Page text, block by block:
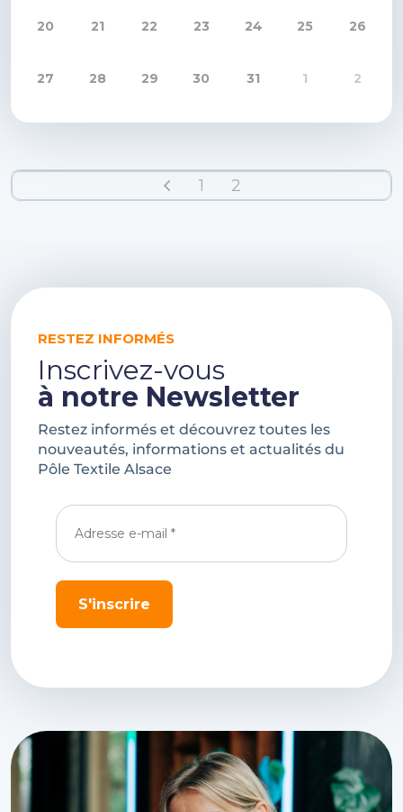
20 21 22 23 24 25 26
27 28 29 30 31 1 2
1 2
RESTEZ INFORMÉS
Inscrivez-vous
à notre Newsletter
Restez informés et découvrez toutes les
nouveautés, informations et actualités du
Pôle Textile Alsace